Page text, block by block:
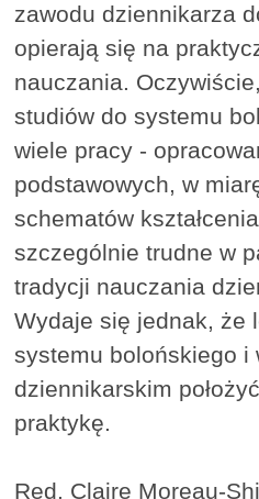
zawodu dziennikarza
opierają się na
nauczania.
studiów do systemu
wiele pracy -
podstawowych, w
schematów
szczególnie trudne w
tradycji nauczania
Wydaje się jednak, że
systemu bolońskiego i
dziennikarskim
praktykę.
Red. Claire Moreau-